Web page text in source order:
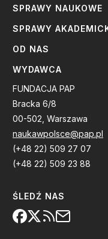
SPRAWY NAUKOWE
SPRAWY
OD NAS
WYDAWCA
FUNDACJA PAP
Bracka 6/8
00-502, Warszawa
naukawpolsce@pap.pl
(+48 22) 509 27 07
(+48 22) 509 23 88
ŚLEDŹ NAS